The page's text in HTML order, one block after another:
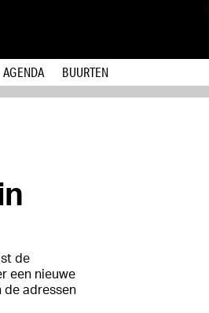
AGENDA BUURTEN
de
een nieuwe
adressen